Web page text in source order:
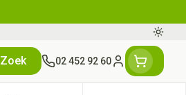
Zoek 02 452 92 60
Klant menu